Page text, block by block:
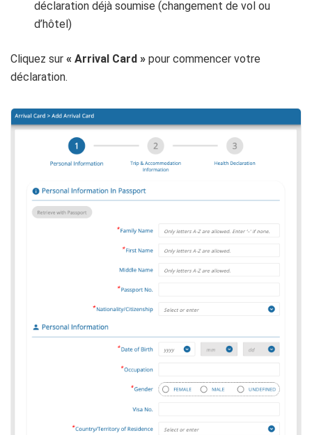
déclaration déjà soumise (changement de vol ou
d’hôtel)
Cliquez sur « Arrival Card » pour commencer votre
déclaration.